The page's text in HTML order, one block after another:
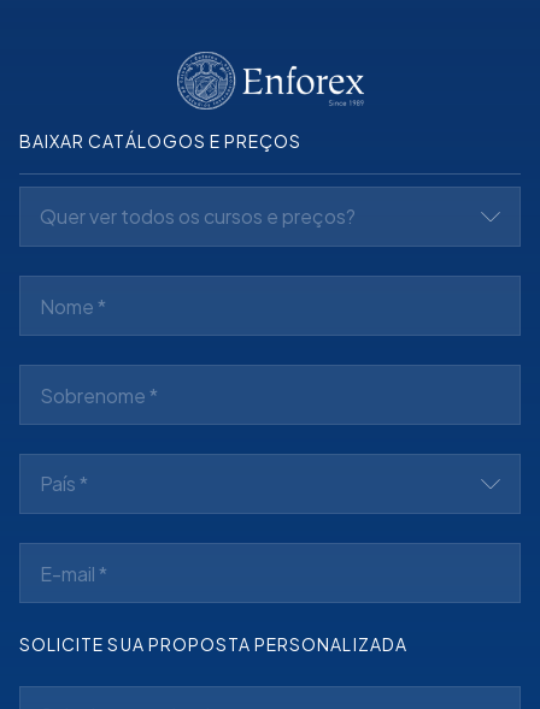
BAIXAR CATÁLOGOS E PREÇOS
Quer ver todos os cursos e preços?
País *
SOLICITE SUA PROPOSTA PERSONALIZADA